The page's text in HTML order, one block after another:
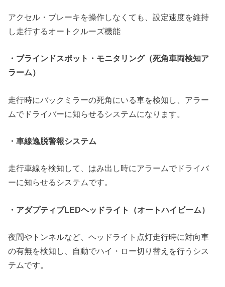
アクセル・ブレーキを操作しなくても、設定速度を維持
し走行するオートクルーズ機能
・ブラインドスポット・モニタリング（死角車両検知ア
ラーム）
走行時にバックミラーの死角にいる車を検知し、アラー
ムでドライバーに知らせるシステムになります。
・車線逸脱警報システム
走行車線を検知して、はみ出し時にアラームでドライバ
ーに知らせるシステムです。
・アダプティブLEDヘッドライト（オートハイビーム）
夜間やトンネルなど、ヘッドライト点灯走行時に対向車
の有無を検知し、自動でハイ・ロー切り替えを行うシス
テムです。